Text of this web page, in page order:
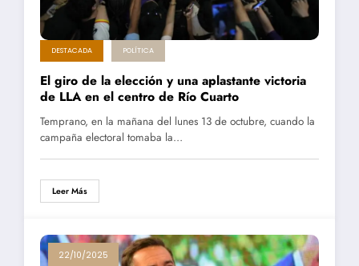
DESTACADA POLÍTICA
El giro de la elección y una aplastante victoria
de LLA en el centro de Río Cuarto
Temprano, en la mañana del lunes 13 de octubre, cuando la
campaña electoral tomaba la…
Leer Más
22/10/2025